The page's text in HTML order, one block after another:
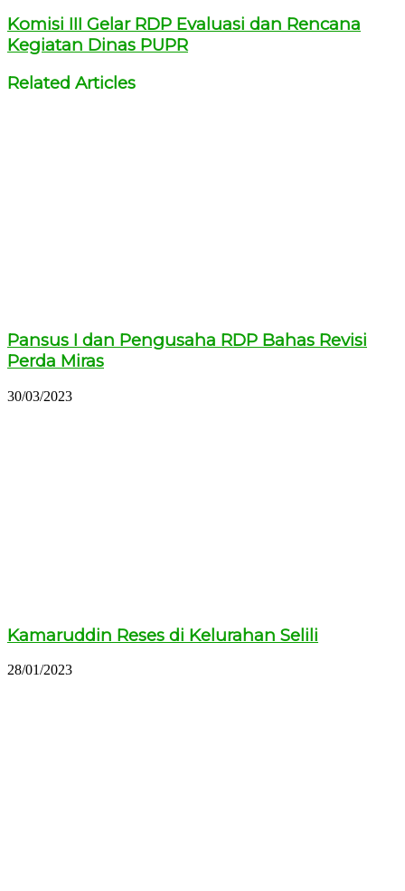
Komisi III Gelar RDP Evaluasi dan Rencana
Kegiatan Dinas PUPR
Related Articles
Pansus I dan Pengusaha RDP Bahas Revisi
Perda Miras
30/03/2023
Kamaruddin Reses di Kelurahan Selili
28/01/2023